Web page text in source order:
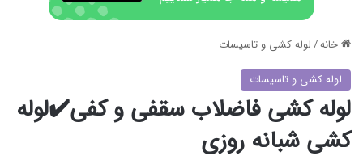
خانه/لوله کشی و تاسیسات
لوله کشی و تاسیسات
لوله کشی فاضلاب سقفی و کفی✔️لوله
کشی شبانه روزی